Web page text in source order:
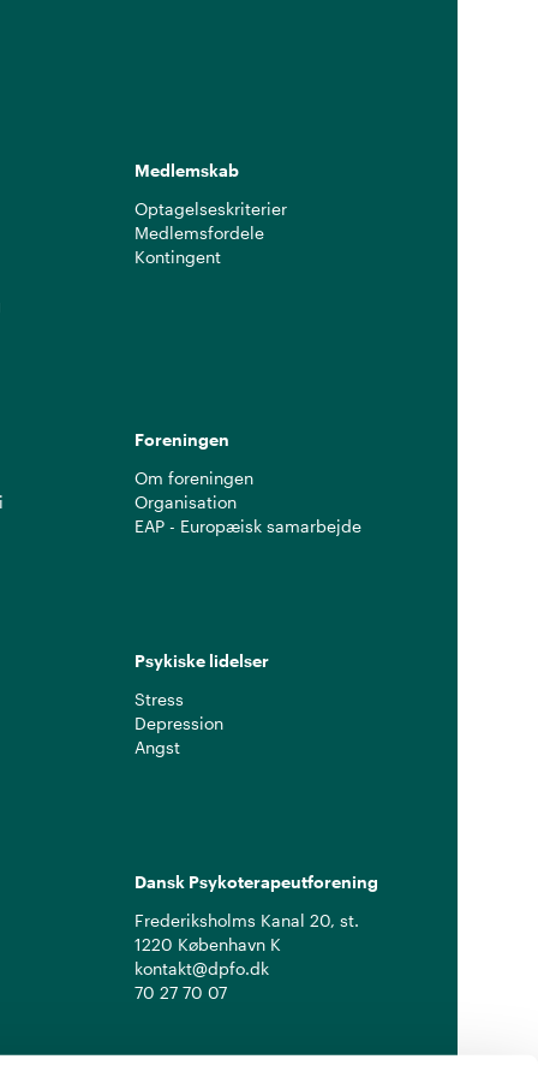
Medlemskab
Optagelseskriterier
Medlemsfordele
Kontingent
Foreningen
Om foreningen
Organisation
EAP - Europæisk samarbejde
Psykiske lidelser
Stress
Depression
Angst
Dansk Psykoterapeutforening
Frederiksholms Kanal 20, st.
1220 København K
kontakt@dpfo.dk
70 27 70 07